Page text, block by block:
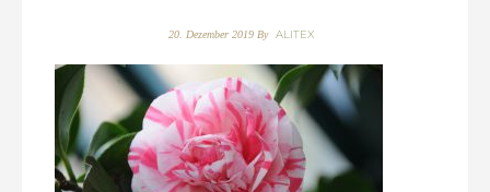
20. Dezember 2019By ALITEX